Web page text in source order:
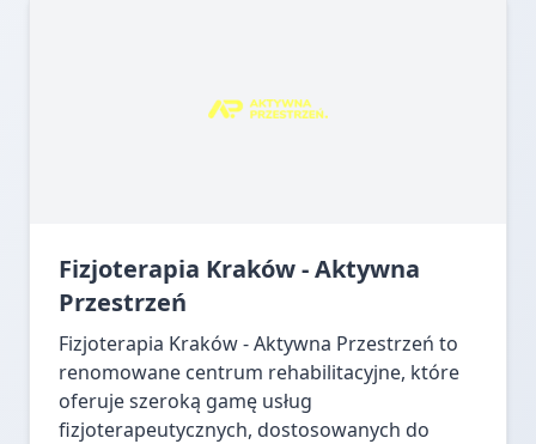
Fizjoterapia Kraków - Aktywna
Przestrzeń
Fizjoterapia Kraków - Aktywna Przestrzeń to
renomowane centrum rehabilitacyjne, które
oferuje szeroką gamę usług
fizjoterapeutycznych, dostosowanych do